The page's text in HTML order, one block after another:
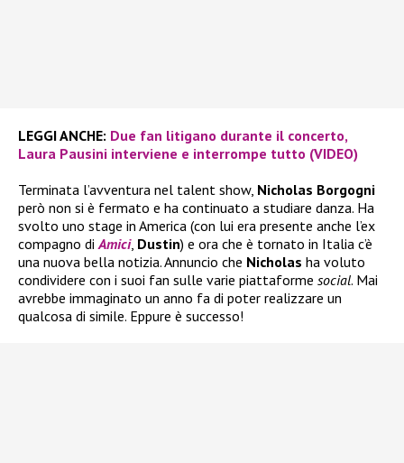
LEGGI ANCHE: Due fan litigano durante il concerto,
Laura Pausini interviene e interrompe tutto (VIDEO)
Terminata l’avventura nel talent show, Nicholas Borgogni
però non si è fermato e ha continuato a studiare danza. Ha
svolto uno stage in America (con lui era presente anche l’ex
compagno di Amici, Dustin) e ora che è tornato in Italia c’è
una nuova bella notizia. Annuncio che Nicholas ha voluto
condividere con i suoi fan sulle varie piattaforme social. Mai
avrebbe immaginato un anno fa di poter realizzare un
qualcosa di simile. Eppure è successo!